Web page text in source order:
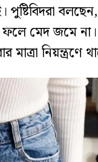
ফলে মেদ জমে
নিয়ন্ত্রণে